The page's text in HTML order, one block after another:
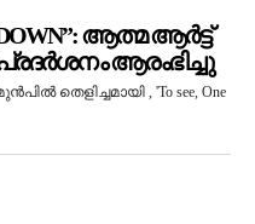
DOWN”: ആത്മ ആർട്ട്
ആരംഭിച്ചു
തെളിച്ചമായി , 'To see, One